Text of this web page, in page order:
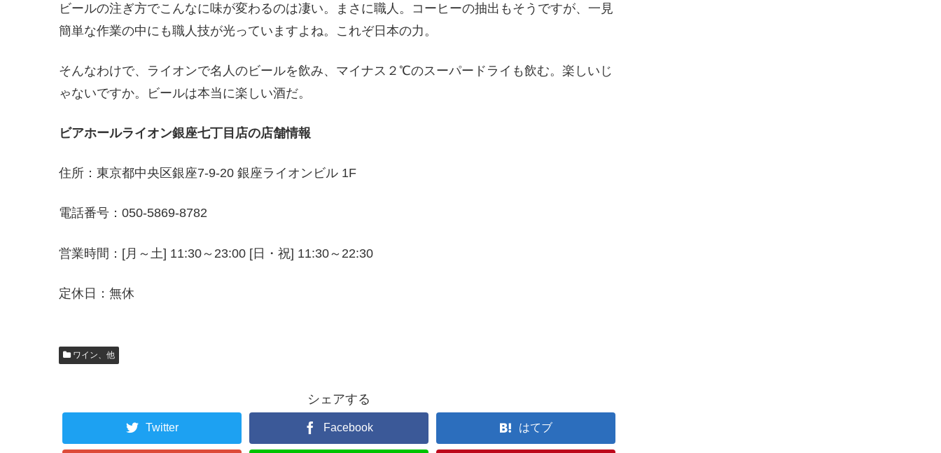
ビールの注ぎ方でこんなに味が変わるのは凄い。まさに職人。コーヒーの抽出もそうですが、一見
簡単な作業の中にも職人技が光っていますよね。これぞ日本の力。
そんなわけで、ライオンで名人のビールを飲み、マイナス２℃のスーパードライも飲む。楽しいじ
ゃないですか。ビールは本当に楽しい酒だ。
ビアホールライオン銀座七丁目店の店舗情報
住所：東京都中央区銀座7-9-20 銀座ライオンビル 1F
電話番号：050-5869-8782
営業時間：[月～土] 11:30～23:00 [日・祝] 11:30～22:30
定休日：無休
ワイン、他
シェアする
Twitter Facebook はてブ